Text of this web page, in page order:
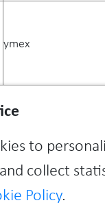
ymex
usst
to
collect
Policy.